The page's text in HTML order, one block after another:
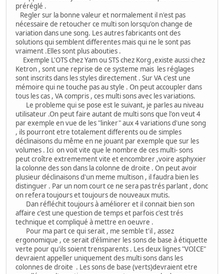
préréglé .
Regler sur la bonne valeur et normalement il n'est pas
nécessaire de retoucher ce multi son lorsqu'on change de
variation dans une song. Les autres fabricants ont des
solutions qui semblent differentes mais qui ne le sont pas
vraiment .Elles sont plus abouties .
Exemple L'OTS chez Yam ou STS chez Korg ,existe aussi chez
Ketron , sont une reprise de ce systeme mais les réglages
sont inscrits dans les styles directement . Sur VA c'est une
mémoire qui ne touche pas au style . On peut accoupler dans
tous les cas , VA compris , ces multi sons avec les variations.
Le probleme qui se pose est le suivant, je parles au niveau
utilisateur .On peut faire autant de multi sons que l'on veut 4
par exemple en vue de les "linker" aux 4 variations d'une song
, ils pourront etre totalement differents ou de simples
déclinaisons du même en ne jouant par exemple que sur les
volumes . Ici on voit vite que le nombre de ces multi- sons
peut croître extremement vite et encombrer ,voire asphyxier
la colonne des son dans la colonne de droite . On peut avoir
plusieur déclinaisons d'un meme multison , il faudra bien les
distinguer . Par un nom court ce ne sera pas trés parlant , donc
on refera toujours et toujours de nouveaux mutis.
Dan réfléchit toujours à améliorer et il connait bien son
affaire c'est une question de temps et parfois c'est trés
technique et compliqué à mettre en oeuvre .
Pour ma part ce qui serait , me semble t'il , assez
ergonomique , ce serait d'éliminer les sons de base à étiquette
verte pour qu'ils soient trensparents . Les deux lignes "VOICE"
devraient appeller uniquement des multi sons dans les
colonnes de droite . Les sons de base (verts)devraient etre